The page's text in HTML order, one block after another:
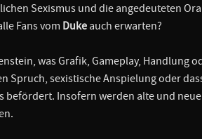
Sexismus und die angedeuteten
Fans vom Duke auch erwarten?
was Grafik, Gameplay, Handlung
Spruch, sexistische Anspielung oder
Insofern werden alte und neue